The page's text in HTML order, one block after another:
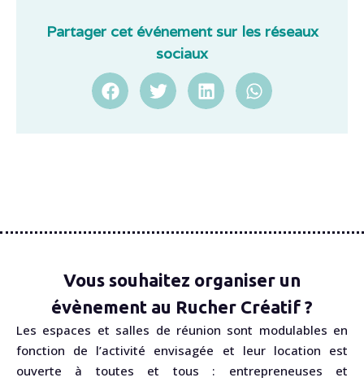
Partager cet événement sur les réseaux
sociaux
Vous souhaitez organiser un
évènement au Rucher Créatif ?
Les espaces et salles de réunion sont modulables en
fonction de l’activité envisagée et leur location est
ouverte à toutes et tous : entrepreneuses et